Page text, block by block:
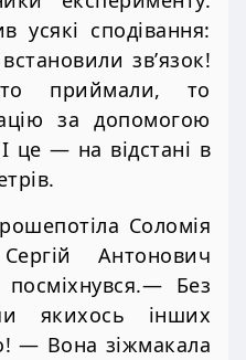
усякі сподівання:
зв’язок!
приймали, то
за допомогою
це — на відстані в
Соломія
Антонович
Без
якихось інших
— Вона зіжмакала